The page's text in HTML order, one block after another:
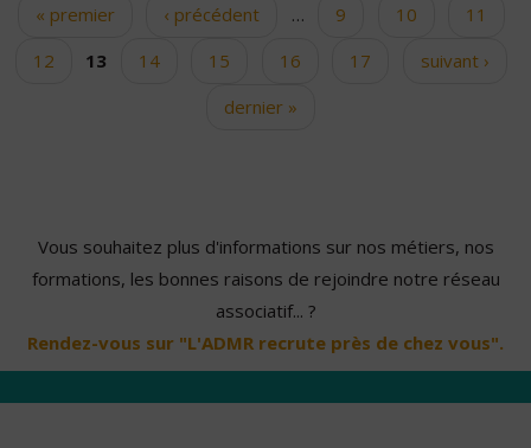
Pages
« premier ‹ précédent … 9 10
11
12
13 14 15 16 17
suivant ›
dernier »
Vous souhaitez plus d'informations sur nos métiers, nos
formations, les bonnes raisons de rejoindre notre réseau
associatif... ?
Rendez-vous sur "L'ADMR recrute près de chez vous".